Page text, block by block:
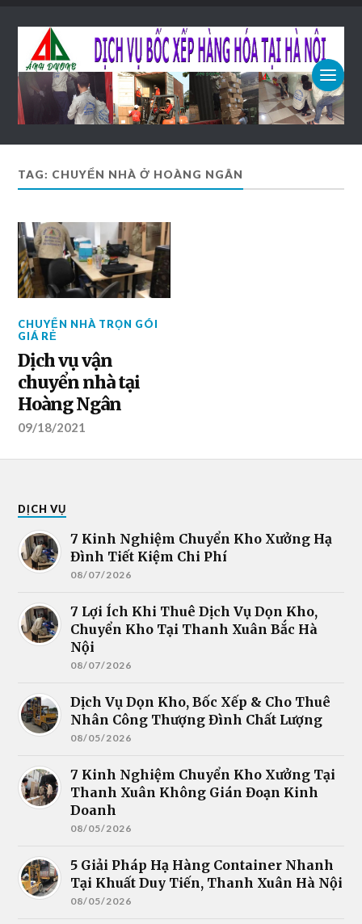
TAG: CHUYỂN NHÀ Ở HOÀNG NGÂN
CHUYỂN NHÀ TRỌN GÓI
GIÁ RẺ
Dịch vụ vận
chuyển nhà tại
Hoàng Ngân
09/18/2021
DỊCH VỤ
7 Kinh Nghiệm Chuyển Kho Xưởng Hạ
Đình Tiết Kiệm Chi Phí
08/07/2026
7 Lợi Ích Khi Thuê Dịch Vụ Dọn Kho,
Chuyển Kho Tại Thanh Xuân Bắc Hà
Nội
08/07/2026
Dịch Vụ Dọn Kho, Bốc Xếp & Cho Thuê
Nhân Công Thượng Đình Chất Lượng
08/05/2026
7 Kinh Nghiệm Chuyển Kho Xưởng Tại
Thanh Xuân Không Gián Đoạn Kinh
Doanh
08/05/2026
5 Giải Pháp Hạ Hàng Container Nhanh
Tại Khuất Duy Tiến, Thanh Xuân Hà Nội
08/05/2026